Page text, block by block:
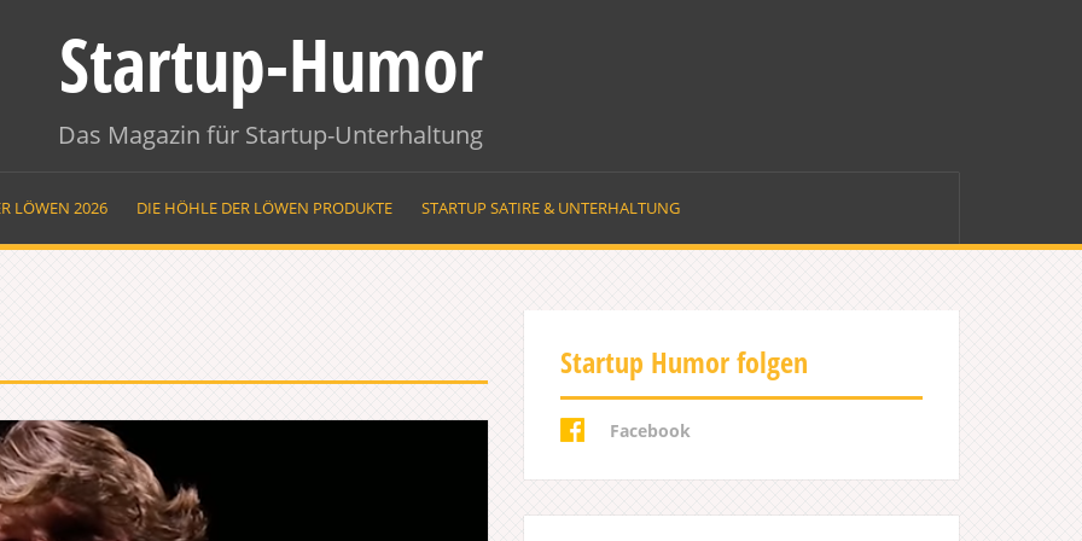
Startup-Humor
Das Magazin für Startup-Unterhaltung
LÖWEN 2026 DIE HÖHLE DER LÖWEN PRODUKTE STARTUP SATIRE & UNTERHALTUNG
Startup Humor folgen
Facebook